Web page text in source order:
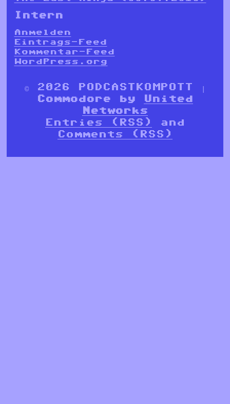
Intern
Anmelden
Eintrags-Feed
Kommentar-Feed
WordPress.org
© 2026 PODCASTKOMPOTT |
Commodore by
United
Networks
Entries (RSS)
and
Comments (RSS)